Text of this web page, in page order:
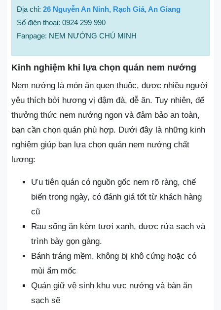
Địa chỉ: 26 Nguyễn An Ninh, Rạch Giá, An Giang
Số điện thoại: 0924 299 990
Fanpage: NEM NƯỚNG CHÚ MINH
Kinh nghiệm khi lựa chọn quán nem nướng
Nem nướng là món ăn quen thuộc, được nhiều người
yêu thích bởi hương vị đậm đà, dễ ăn. Tuy nhiên, để
thưởng thức nem nướng ngon và đảm bảo an toàn,
bạn cần chọn quán phù hợp. Dưới đây là những kinh
nghiệm giúp bạn lựa chọn quán nem nướng chất
lượng:
Ưu tiên quán có nguồn gốc nem rõ ràng, chế
biến trong ngày, có đánh giá tốt từ khách hàng
cũ
Rau sống ăn kèm tươi xanh, được rửa sạch và
trình bày gọn gàng.
Bánh tráng mềm, không bị khô cứng hoặc có
mùi ẩm mốc
Quán giữ vệ sinh khu vực nướng và bàn ăn
sạch sẽ